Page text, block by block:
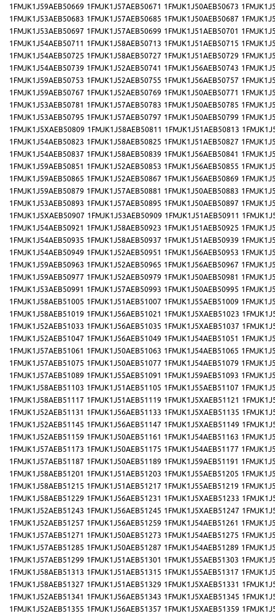
1FMJK1J59AEB50669 1FMJK1J57AEB50671 1FMJK1J50AEB50673
1FMJK1J53AEB50683 1FMJK1J57AEB50685 1FMJK1J50AEB50687
1FMJK1J53AEB50697 1FMJK1J57AEB50699 1FMJK1J51AEB50701
1FMJK1J54AEB50711 1FMJK1J58AEB50713 1FMJK1J51AEB50715
1FMJK1J54AEB50725 1FMJK1J58AEB50727 1FMJK1J51AEB50729
1FMJK1J54AEB50739 1FMJK1J52AEB50741 1FMJK1J56AEB50743
1FMJK1J59AEB50753 1FMJK1J52AEB50755 1FMJK1J56AEB50757
1FMJK1J59AEB50767 1FMJK1J52AEB50769 1FMJK1J50AEB50771
1FMJK1J53AEB50781 1FMJK1J57AEB50783 1FMJK1J50AEB50785
1FMJK1J53AEB50795 1FMJK1J57AEB50797 1FMJK1J50AEB50799
1FMJK1J5XAEB50809 1FMJK1J58AEB50811 1FMJK1J51AEB50813
1FMJK1J54AEB50823 1FMJK1J58AEB50825 1FMJK1J51AEB50827
1FMJK1J54AEB50837 1FMJK1J58AEB50839 1FMJK1J56AEB50841
1FMJK1J59AEB50851 1FMJK1J52AEB50853 1FMJK1J56AEB50855
1FMJK1J59AEB50865 1FMJK1J52AEB50867 1FMJK1J56AEB50869
1FMJK1J59AEB50879 1FMJK1J57AEB50881 1FMJK1J50AEB50883
1FMJK1J53AEB50893 1FMJK1J57AEB50895 1FMJK1J50AEB50897
1FMJK1J5XAEB50907 1FMJK1J53AEB50909 1FMJK1J51AEB50911
1FMJK1J54AEB50921 1FMJK1J58AEB50923 1FMJK1J51AEB50925
1FMJK1J54AEB50935 1FMJK1J58AEB50937 1FMJK1J51AEB50939
1FMJK1J54AEB50949 1FMJK1J52AEB50951 1FMJK1J56AEB50953
1FMJK1J59AEB50963 1FMJK1J52AEB50965 1FMJK1J56AEB50967
1FMJK1J59AEB50977 1FMJK1J52AEB50979 1FMJK1J50AEB50981
1FMJK1J53AEB50991 1FMJK1J57AEB50993 1FMJK1J50AEB50995
1FMJK1J58AEB51005 1FMJK1J51AEB51007 1FMJK1J55AEB51009
1FMJK1J58AEB51019 1FMJK1J56AEB51021 1FMJK1J5XAEB51023
1FMJK1J52AEB51033 1FMJK1J56AEB51035 1FMJK1J5XAEB51037
1FMJK1J52AEB51047 1FMJK1J56AEB51049 1FMJK1J54AEB51051
1FMJK1J57AEB51061 1FMJK1J50AEB51063 1FMJK1J54AEB51065
1FMJK1J57AEB51075 1FMJK1J50AEB51077 1FMJK1J54AEB51079
1FMJK1J57AEB51089 1FMJK1J55AEB51091 1FMJK1J59AEB51093
1FMJK1J58AEB51103 1FMJK1J51AEB51105 1FMJK1J55AEB51107
1FMJK1J58AEB51117 1FMJK1J51AEB51119 1FMJK1J5XAEB51121
1FMJK1J52AEB51131 1FMJK1J56AEB51133 1FMJK1J5XAEB51135
1FMJK1J52AEB51145 1FMJK1J56AEB51147 1FMJK1J5XAEB51149
1FMJK1J52AEB51159 1FMJK1J50AEB51161 1FMJK1J54AEB51163
1FMJK1J57AEB51173 1FMJK1J50AEB51175 1FMJK1J54AEB51177
1FMJK1J57AEB51187 1FMJK1J50AEB51189 1FMJK1J59AEB51191
1FMJK1J58AEB51201 1FMJK1J51AEB51203 1FMJK1J55AEB51205
1FMJK1J58AEB51215 1FMJK1J51AEB51217 1FMJK1J55AEB51219
1FMJK1J58AEB51229 1FMJK1J56AEB51231 1FMJK1J5XAEB51233
1FMJK1J52AEB51243 1FMJK1J56AEB51245 1FMJK1J5XAEB51247
1FMJK1J52AEB51257 1FMJK1J56AEB51259 1FMJK1J54AEB51261
1FMJK1J57AEB51271 1FMJK1J50AEB51273 1FMJK1J54AEB51275
1FMJK1J57AEB51285 1FMJK1J50AEB51287 1FMJK1J54AEB51289
1FMJK1J57AEB51299 1FMJK1J51AEB51301 1FMJK1J55AEB51303
1FMJK1J58AEB51313 1FMJK1J51AEB51315 1FMJK1J55AEB51317
1FMJK1J58AEB51327 1FMJK1J51AEB51329 1FMJK1J5XAEB51331
1FMJK1J52AEB51341 1FMJK1J56AEB51343 1FMJK1J5XAEB51345
1FMJK1J52AEB51355 1FMJK1J56AEB51357 1FMJK1J5XAEB51359